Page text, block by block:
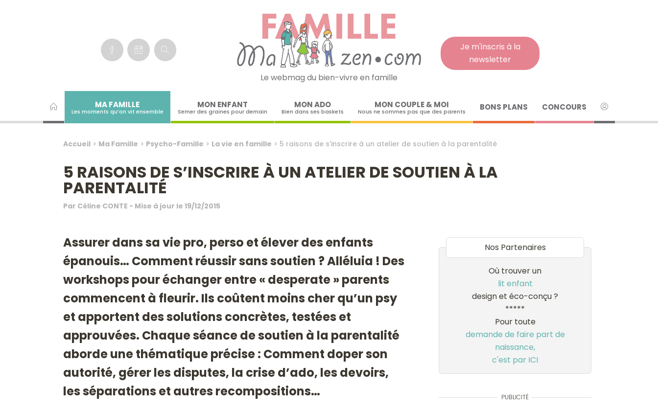
Je m'inscris à la
newsletter
Le webmag du bien-vivre en famille
MA FAMILLE
Les moments qu’on vit ensemble
MON ENFANT
Semer des graines pour demain
MON ADO
Bien dans ses baskets
MON COUPLE & MOI
Nous ne sommes pas que des parents BONS PLANS CONCOURS
Accueil> Ma Famille > Psycho-Famille > La vie en famille > 5 raisons de s’inscrire à un atelier de soutien à la parentalité
5 RAISONS DE S’INSCRIRE À UN ATELIER DE SOUTIEN À LA
PARENTALITÉ
Par Céline CONTE - Mise à jour le 19/12/2015
Assurer dans sa vie pro, perso et élever des enfants
épanouis… Comment réussir sans soutien ? Alléluia ! Des
workshops pour échanger entre « desperate » parents
commencent à fleurir. Ils coûtent moins cher qu’un psy
et apportent des solutions concrètes, testées et
approuvées. Chaque séance de soutien à la parentalité
aborde une thématique précise : Comment doper son
autorité, gérer les disputes, la crise d’ado, les devoirs,
les séparations et autres recompositions…
Nos Partenaires
Où trouver un
lit enfant
design et éco-conçu ?
*****
Pour toute
demande de faire part de
naissance,
c'est par ICI
PUBLICITÉ